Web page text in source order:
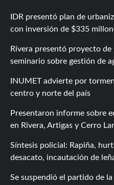
IDR presentó plan de
con inversión de $335
Rivera presentó proyecto
seminario sobre gestión de
INUMET advierte por
centro y norte del país
Presentaron informe sobre
en Rivera, Artigas y Cerro
Síntesis policial: Rapiña,
desacato, incautación de
Se suspendió el partido de